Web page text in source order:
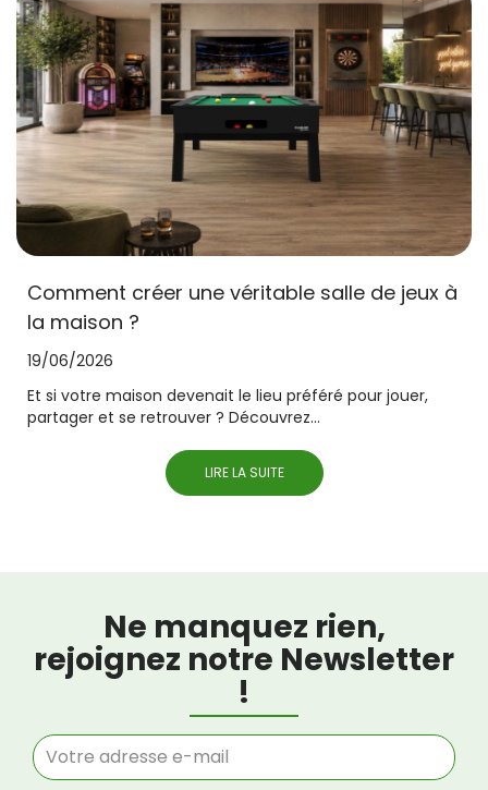
Comment créer une véritable salle de jeux à
la maison ?
19/06/2026
Et si votre maison devenait le lieu préféré pour jouer,
partager et se retrouver ? Découvrez...
LIRE LA SUITE
Ne manquez rien,
rejoignez notre Newsletter
!